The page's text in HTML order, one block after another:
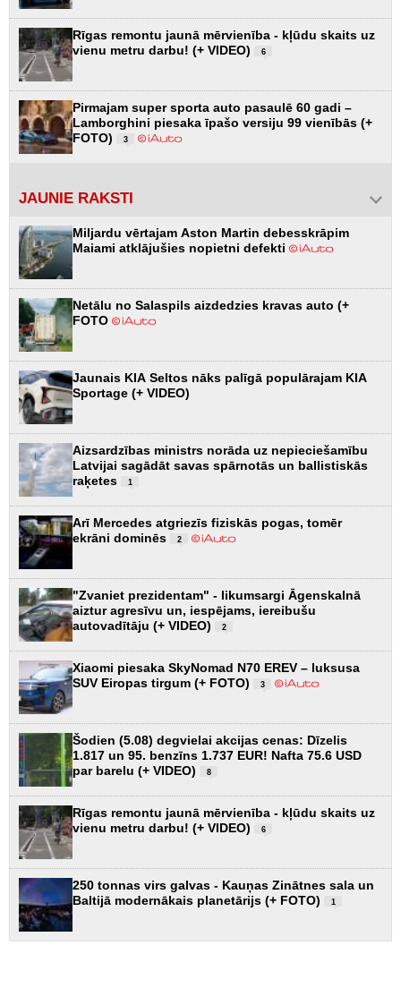
Rīgas remontu jaunā mērvienība - kļūdu skaits uz
vienu metru darbu! (+ VIDEO)
6
Pirmajam super sporta auto pasaulē 60 gadi –
Lamborghini piesaka īpašo versiju 99 vienībās (+
FOTO)
3
JAUNIE RAKSTI
Miljardu vērtajam Aston Martin debesskrāpim
Maiami atklājušies nopietni defekti
Netālu no Salaspils aizdedzies kravas auto (+
FOTO
Jaunais KIA Seltos nāks palīgā populārajam KIA
Sportage (+ VIDEO)
Aizsardzības ministrs norāda uz nepieciešamību
Latvijai sagādāt savas spārnotās un ballistiskās
raķetes
1
Arī Mercedes atgriezīs fiziskās pogas, tomēr
ekrāni dominēs
2
"Zvaniet prezidentam" - likumsargi Āgenskalnā
aiztur agresīvu un, iespējams, iereibušu
autovadītāju (+ VIDEO)
2
Xiaomi piesaka SkyNomad N70 EREV – luksusa
SUV Eiropas tirgum (+ FOTO)
3
Šodien (5.08) degvielai akcijas cenas: Dīzelis
1.817 un 95. benzīns 1.737 EUR! Nafta 75.6 USD
par barelu (+ VIDEO)
8
Rīgas remontu jaunā mērvienība - kļūdu skaits uz
vienu metru darbu! (+ VIDEO)
6
250 tonnas virs galvas - Kauņas Zinātnes sala un
Baltijā modernākais planetārijs (+ FOTO)
1